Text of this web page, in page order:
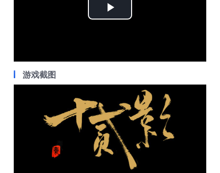
Play
游戏截图